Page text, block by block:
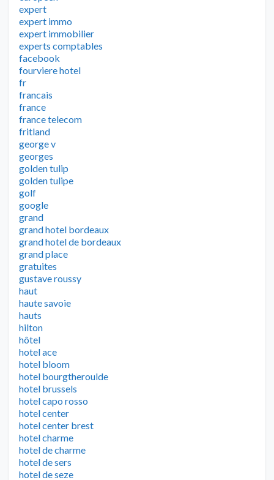
expert
expert immo
expert immobilier
experts comptables
facebook
fourviere hotel
fr
francais
france
france telecom
fritland
george v
georges
golden tulip
golden tulipe
golf
google
grand
grand hotel bordeaux
grand hotel de bordeaux
grand place
gratuites
gustave roussy
haut
haute savoie
hauts
hilton
hôtel
hotel ace
hotel bloom
hotel bourgtheroulde
hotel brussels
hotel capo rosso
hotel center
hotel center brest
hotel charme
hotel de charme
hotel de sers
hotel de seze